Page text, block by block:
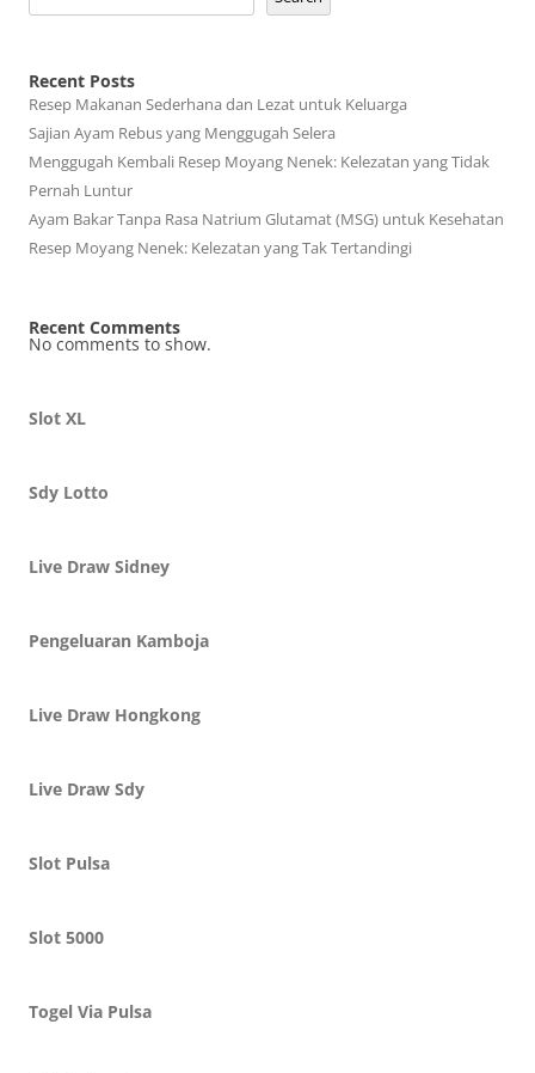
Recent Posts
Resep Makanan Sederhana dan Lezat untuk Keluarga
Sajian Ayam Rebus yang Menggugah Selera
Menggugah Kembali Resep Moyang Nenek: Kelezatan yang Tidak
Pernah Luntur
Ayam Bakar Tanpa Rasa Natrium Glutamat (MSG) untuk Kesehatan
Resep Moyang Nenek: Kelezatan yang Tak Tertandingi
Recent Comments
No comments to show.
Slot XL
Sdy Lotto
Live Draw Sidney
Pengeluaran Kamboja
Live Draw Hongkong
Live Draw Sdy
Slot Pulsa
Slot 5000
Togel Via Pulsa